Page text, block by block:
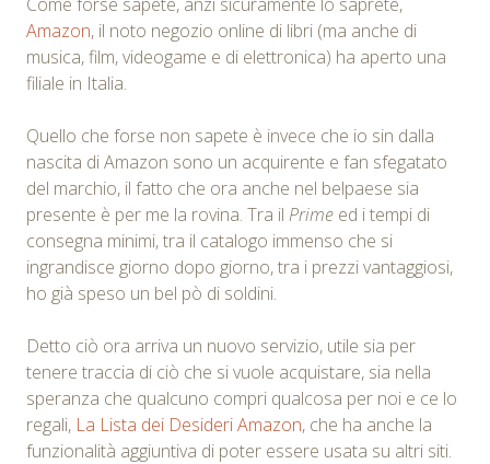
Amazon, il noto negozio online di libri (ma anche di
musica, film, videogame e di elettronica) ha aperto una
filiale in Italia.
Quello che forse non sapete è invece che io sin dalla
nascita di Amazon sono un acquirente e fan sfegatato
del marchio, il fatto che ora anche nel belpaese sia
presente è per me la rovina. Tra il Prime ed i tempi di
consegna minimi, tra il catalogo immenso che si
ingrandisce giorno dopo giorno, tra i prezzi vantaggiosi,
ho già speso un bel pò di soldini.
Detto ciò ora arriva un nuovo servizio, utile sia per
tenere traccia di ciò che si vuole acquistare, sia nella
speranza che qualcuno compri qualcosa per noi e ce lo
regali, La Lista dei Desideri Amazon, che ha anche la
funzionalità aggiuntiva di poter essere usata su altri siti.